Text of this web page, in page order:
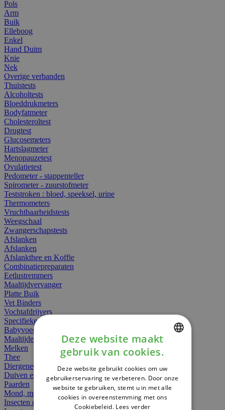
Pols
Arm
Buik
Elleboog
Enkel
Hand Duim
Knie
Nek
Overige verbanden
Thuistests
Alcoholtests
Bloeddrukmeters
Bodyfatmeter
Cholesteroltest
Drugtest
Glucosemeters
Hartslagmeter
Menopauzetest
Ovulatietest
Pedometer - stappenteller
Spirometer - zuurstofmeter
Teststroken : bloed, speeksel, urine
Thermometers
Vruchtbaarheidstests
Weegschaal
Zwangerschapstests
Afslanken
Afslanken
Afslankthee en Koffie
Combinatiepreparaten
Eetlustremmers
Maaltijdvervanger
Platte Buik
Vet Binders
Vochtafdrijvers
Specifieke Voeding
Babyvoeding
Maaltijden
Melken
Thee
Diergeneesmiddelen
Duiven en vogels
Paarden
Mond, muil of snavel
Insecten dieren
DUTCH
FRENCH
ENGLISH
Deze website maakt
gebruik van cookies.
Deze website gebruikt cookies om uw
gebruikerservaring te verbeteren. Door onze
website te gebruiken, stemt u in met alle
cookies in overeenstemming met ons
Cookiebeleid. Lees verder